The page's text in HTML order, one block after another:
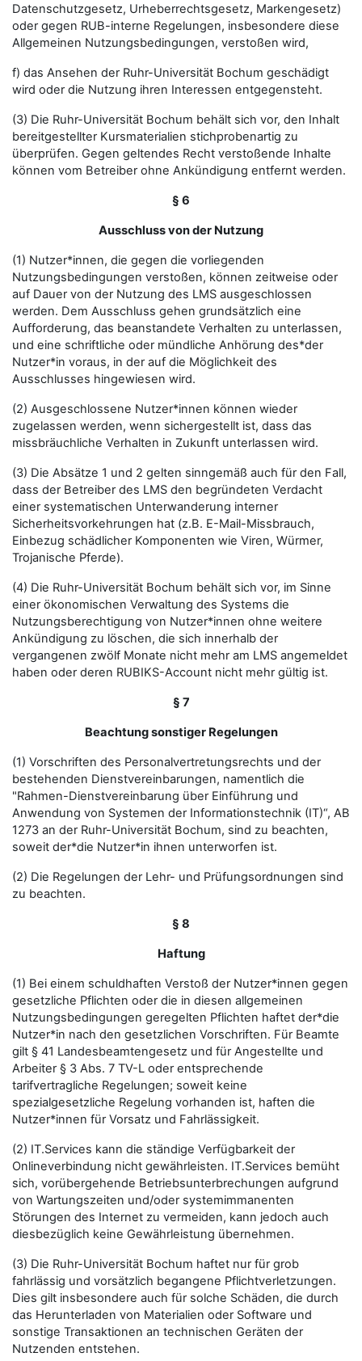
Datenschutzgesetz, Urheberrechtsgesetz, Markengesetz)
oder gegen RUB-interne Regelungen, insbesondere diese
Allgemeinen Nutzungsbedingungen, verstoßen wird,
f) das Ansehen der Ruhr-Universität Bochum geschädigt
wird oder die Nutzung ihren Interessen entgegensteht.
(3) Die Ruhr-Universität Bochum behält sich vor, den Inhalt
bereitgestellter Kursmaterialien stichprobenartig zu
überprüfen. Gegen geltendes Recht verstoßende Inhalte
können vom Betreiber ohne Ankündigung entfernt werden.
§ 6
Ausschluss von der Nutzung
(1) Nutzer*innen, die gegen die vorliegenden
Nutzungsbedingungen verstoßen, können zeitweise oder
auf Dauer von der Nutzung des LMS ausgeschlossen
werden. Dem Ausschluss gehen grundsätzlich eine
Aufforderung, das beanstandete Verhalten zu unterlassen,
und eine schriftliche oder mündliche Anhörung des*der
Nutzer*in voraus, in der auf die Möglichkeit des
Ausschlusses hingewiesen wird.
(2) Ausgeschlossene Nutzer*innen können wieder
zugelassen werden, wenn sichergestellt ist, dass das
missbräuchliche Verhalten in Zukunft unterlassen wird.
(3) Die Absätze 1 und 2 gelten sinngemäß auch für den Fall,
dass der Betreiber des LMS den begründeten Verdacht
einer systematischen Unterwanderung interner
Sicherheitsvorkehrungen hat (z.B. E-Mail-Missbrauch,
Einbezug schädlicher Komponenten wie Viren, Würmer,
Trojanische Pferde).
(4) Die Ruhr-Universität Bochum behält sich vor, im Sinne
einer ökonomischen Verwaltung des Systems die
Nutzungsberechtigung von Nutzer*innen ohne weitere
Ankündigung zu löschen, die sich innerhalb der
vergangenen zwölf Monate nicht mehr am LMS angemeldet
haben oder deren RUBIKS-Account nicht mehr gültig ist.
§ 7
Beachtung sonstiger Regelungen
(1) Vorschriften des Personalvertretungsrechts und der
bestehenden Dienstvereinbarungen, namentlich die
"Rahmen-Dienstvereinbarung über Einführung und
Anwendung von Systemen der Informationstechnik (IT)“, AB
1273 an der Ruhr-Universität Bochum, sind zu beachten,
soweit der*die Nutzer*in ihnen unterworfen ist.
(2) Die Regelungen der Lehr- und Prüfungsordnungen sind
zu beachten.
§ 8
Haftung
(1) Bei einem schuldhaften Verstoß der Nutzer*innen gegen
gesetzliche Pflichten oder die in diesen allgemeinen
Nutzungsbedingungen geregelten Pflichten haftet der*die
Nutzer*in nach den gesetzlichen Vorschriften. Für Beamte
gilt § 41 Landesbeamtengesetz und für Angestellte und
Arbeiter § 3 Abs. 7 TV-L oder entsprechende
tarifvertragliche Regelungen; soweit keine
spezialgesetzliche Regelung vorhanden ist, haften die
Nutzer*innen für Vorsatz und Fahrlässigkeit.
(2) IT.Services kann die ständige Verfügbarkeit der
Onlineverbindung nicht gewährleisten. IT.Services bemüht
sich, vorübergehende Betriebsunterbrechungen aufgrund
von Wartungszeiten und/oder systemimmanenten
Störungen des Internet zu vermeiden, kann jedoch auch
diesbezüglich keine Gewährleistung übernehmen.
(3) Die Ruhr-Universität Bochum haftet nur für grob
fahrlässig und vorsätzlich begangene Pflichtverletzungen.
Dies gilt insbesondere auch für solche Schäden, die durch
das Herunterladen von Materialien oder Software und
sonstige Transaktionen an technischen Geräten der
Nutzenden entstehen.